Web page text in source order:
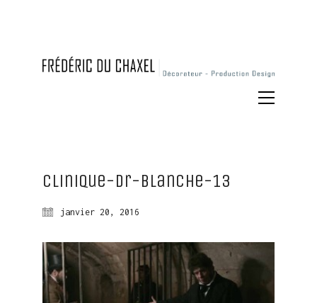
Clinique-dr-blanche-13
janvier 20, 2016